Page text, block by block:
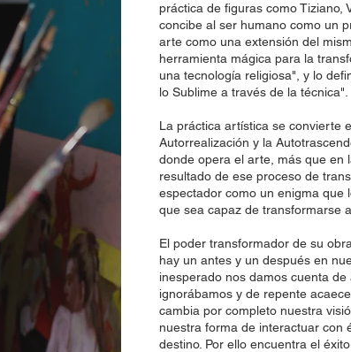
práctica de figuras como Tiziano,
concibe al ser humano como un
arte como una extensión del
herramienta mágica para la
una tecnología religiosa", y lo
lo Sublime a través de la técnica".
La práctica artística se convierte
Autorrealización y la
donde opera el arte, más que en
resultado de ese proceso de
espectador como un enigma que
que sea capaz de transformarse
El poder transformador de su
hay un antes y un después en
inesperado nos damos cuenta
ignorábamos y de repente
cambia por completo nuestra
nuestra forma de interactuar con
destino. Por ello encuentra el